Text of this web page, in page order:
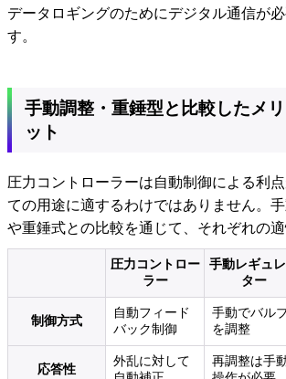
データロギングのためにデジタル通信が
す。
手動調整・重錘型と比較したメ
ット
圧力コントローラーは自動制御による利
ての用途に適するわけではありません。
や重錘式との比較を通じて、それぞれの適
圧力コントロー
ラー
手動レギュ
ター
制御方式
自動フィード
バック制御
手動でバル
を調整
応答性
外乱に対して
再調整は手